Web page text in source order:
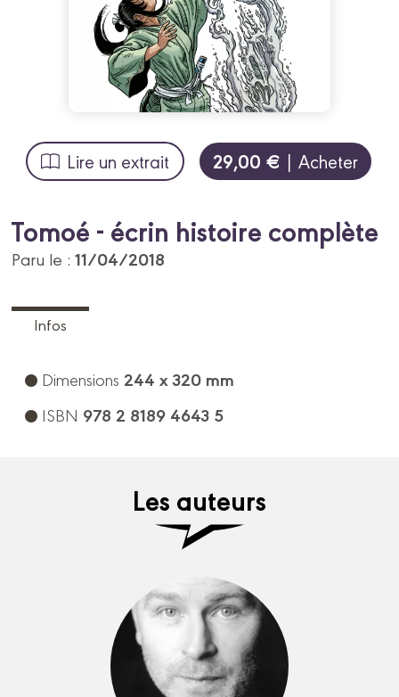
Lire un extrait 29,00 € | Acheter
Tomoé - écrin histoire complète
Paru le :11/04/2018
Infos
Dimensions 244 x 320 mm
ISBN 978 2 8189 4643 5
Les auteurs